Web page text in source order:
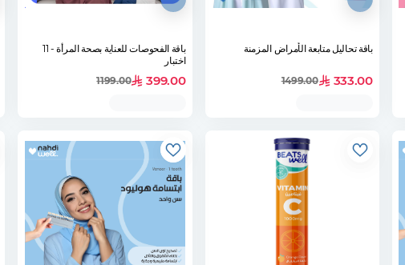
باقة تحاليل متابعة الأمراض المزمنة
333.00
1499.00
باقة الفحوصات للعناية بصحة المرأة - 11
اختبار
399.00
1199.00